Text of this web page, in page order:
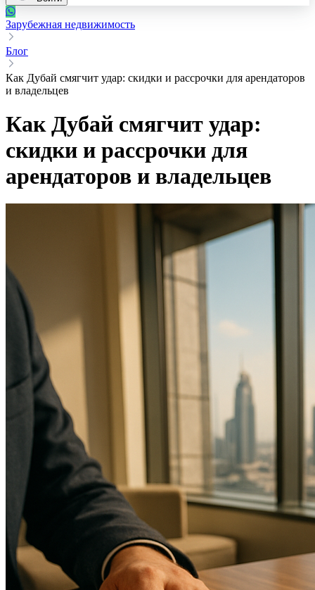
Зарубежная недвижимость
Блог
Как Дубай смягчит удар: скидки и рассрочки для арендаторов
и владельцев
Как Дубай смягчит удар:
скидки и рассрочки для
арендаторов и владельцев